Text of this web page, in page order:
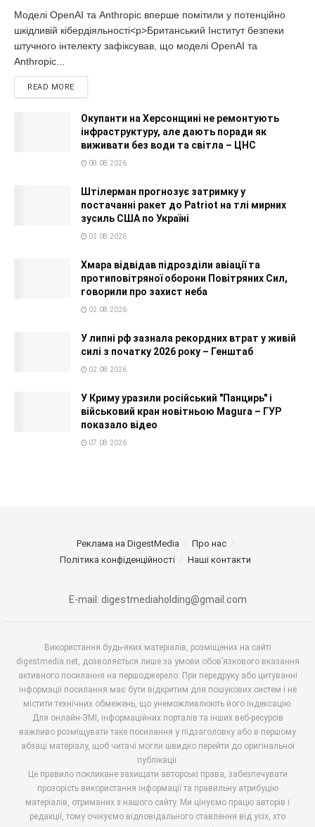
Моделі OpenAI та Anthropic вперше помітили у потенційно
шкідливій кібердіяльності<p>Британський Інститут безпеки
штучного інтелекту зафіксував, що моделі OpenAI та
Anthropic...
READ MORE
Окупанти на Херсонщині не ремонтують
інфраструктуру, але дають поради як
виживати без води та світла – ЦНС
08.08.2026
Штілерман прогнозує затримку у
постачанні ракет до Patriot на тлі мирних
зусиль США по Україні
02.08.2026
Хмара відвідав підрозділи авіації та
протиповітряної оборони Повітряних Сил,
говорили про захист неба
02.08.2026
У липні рф зазнала рекордних втрат у живій
силі з початку 2026 року – Генштаб
02.08.2026
У Криму уразили російський "Панцирь" і
військовий кран новітньою Magura – ГУР
показало відео
07.08.2026
Реклама на DigestMedia
Про нас
Політика конфіденційності
Наші контакти
E-mail: digestmediaholding@gmail.com
Використання будь-яких матеріалів, розміщених на сайті
digestmedia.net, дозволяється лише за умови обов’язкового вказання
активного посилання на першоджерело. При передруку або цитуванні
інформації посилання має бути відкритим для пошукових систем і не
містити технічних обмежень, що унеможливлюють його індексацію.
Для онлайн-ЗМІ, інформаційних порталів та інших веб-ресурсів
важливо розміщувати таке посилання у підзаголовку або в першому
абзаці матеріалу, щоб читачі могли швидко перейти до оригінальної
публікації.
Це правило покликане захищати авторські права, забезпечувати
прозорість використання інформації та правильну атрибуцію
матеріалів, отриманих з нашого сайту. Ми цінуємо працю авторів і
редакції, тому очікуємо відповідального ставлення від усіх, хто